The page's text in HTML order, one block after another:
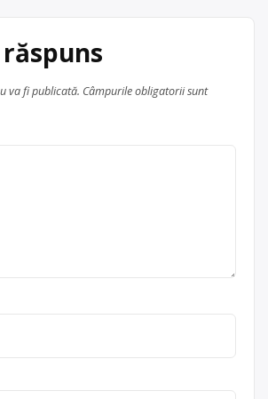
va fi publicată. Câmpurile obligatorii sunt